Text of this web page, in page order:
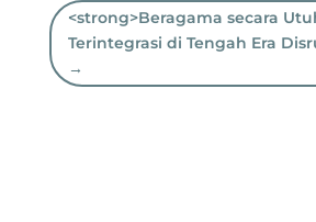
<strong>Beragama secara
Terintegrasi di Tengah Era
→